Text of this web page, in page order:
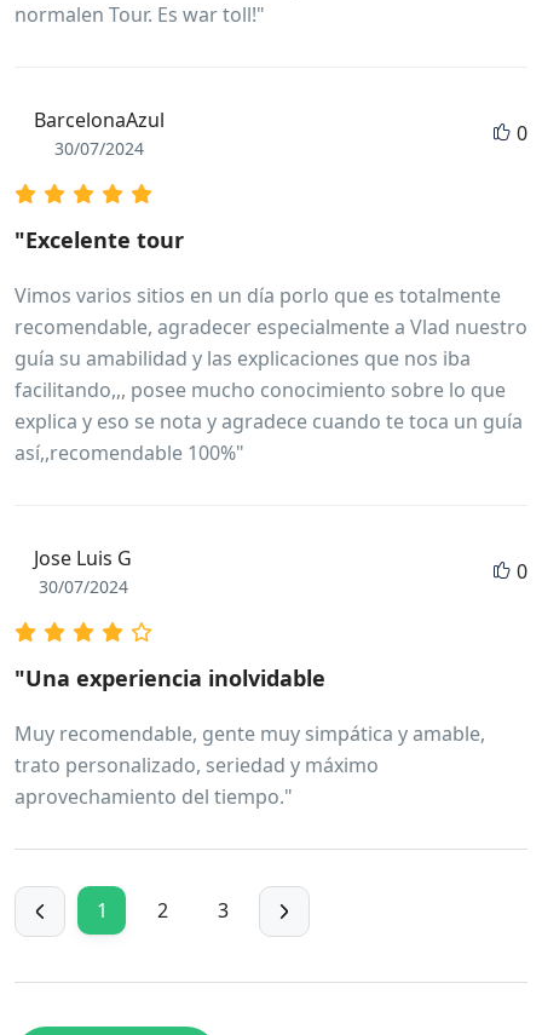
normalen Tour. Es war toll!"
BarcelonaAzul
30/07/2024
0
"Excelente tour
Vimos varios sitios en un día porlo que es totalmente
recomendable, agradecer especialmente a Vlad nuestro
guía su amabilidad y las explicaciones que nos iba
facilitando,,, posee mucho conocimiento sobre lo que
explica y eso se nota y agradece cuando te toca un guía
así,,recomendable 100%"
Jose Luis G
30/07/2024
0
"Una experiencia inolvidable
Muy recomendable, gente muy simpática y amable,
trato personalizado, seriedad y máximo
aprovechamiento del tiempo."
1 2 3